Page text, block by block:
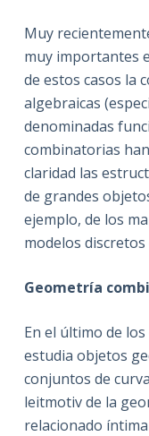
Muy
muy importantes
de estos casos la
algebraicas
denominadas
combinatorias
claridad las
de grandes
ejemplo, de los
modelos
Geometría
En el último de
estudia objetos
conjuntos de
leitmotiv de la
relacionado